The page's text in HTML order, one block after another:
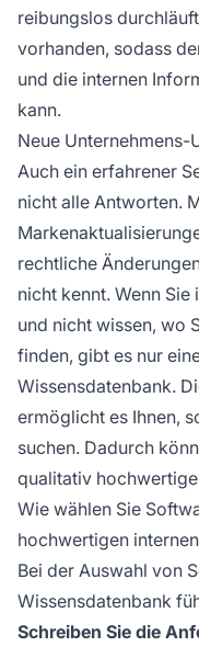
reibungslos
vorhanden, sodass
und die internen
kann.
Neue
Auch ein erfahrener
nicht alle Antworten.
rechtliche
nicht kennt. Wenn
und nicht wissen, wo
finden, gibt es nur
Wissensdatenbank.
ermöglicht es Ihnen,
suchen. Dadurch
qualitativ
Wie wählen Sie
hochwertigen
Bei der Auswahl von
Wissensdatenbank
Schreiben Sie die